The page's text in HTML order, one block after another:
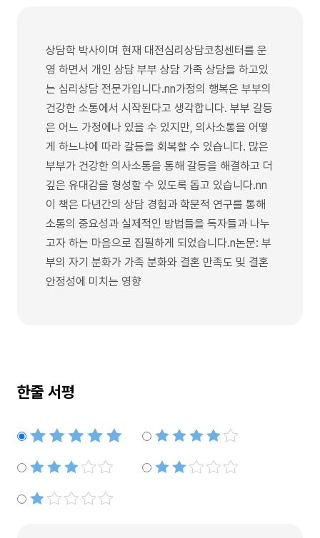
상담학 박사이며 현재 대전심리상담코칭센터를 운
영 하면서 개인 상담 부부 상담 가족 상담을 하고있
는 심리상담 전문가입니다.nn가정의 행복은 부부의
건강한 소통에서 시작된다고 생각합니다. 부부 갈등
은 어느 가정에나 있을 수 있지만, 의사소통을 어떻
게 하느냐에 따라 갈등을 회복할 수 있습니다. 많은
부부가 건강한 의사소통을 통해 갈등을 해결하고 더
깊은 유대감을 형성할 수 있도록 돕고 있습니다.nn
이 책은 다년간의 상담 경험과 학문적 연구를 통해
소통의 중요성과 실제적인 방법들을 독자들과 나누
고자 하는 마음으로 집필하게 되었습니다.n논문: 부
부의 자기 분화가 가족 분화와 결혼 만족도 및 결혼
안정성에 미치는 영향
한줄 서평
별점5개 별점4개
별점3개 별점2개
별점1개